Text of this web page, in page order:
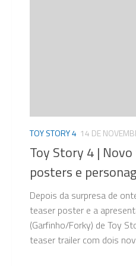
TOY STORY 4 14 DE
Toy Story 4 |
posters e
Depois da surpresa de
teaser poster e a
(Garfinho/Forky) de Toy
teaser trailer com dois